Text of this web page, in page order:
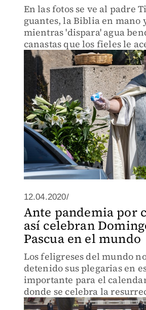
En las fotos se ve al padre
guantes, la Biblia en mano
mientras 'dispara' agua
canastas que los fieles le
sus autos.
12.04.2020/
Ante pandemia por
así celebran
Pascua en el mundo
Los feligreses del mundo
detenido sus plegarias en
importante para el
donde se celebra la
Jesucristo.